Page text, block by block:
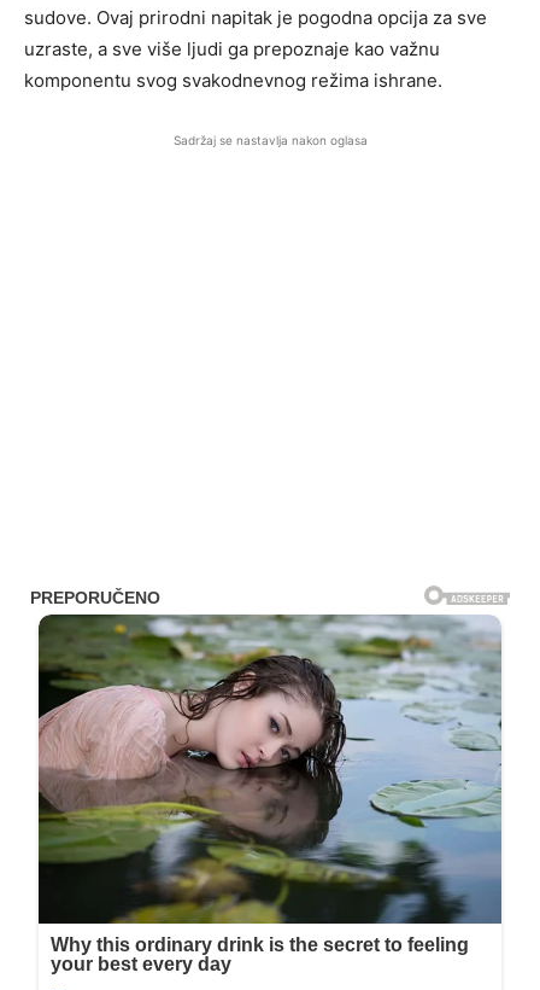
sudove. Ovaj prirodni napitak je pogodna opcija za sve
uzraste, a sve više ljudi ga prepoznaje kao važnu
komponentu svog svakodnevnog režima ishrane.
Sadržaj se nastavlja nakon oglasa